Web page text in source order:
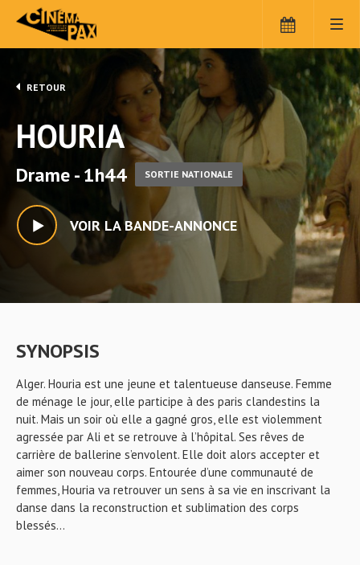
RETOUR
HOURIA
Drame - 1h44 SORTIE NATIONALE
VOIR LA BANDE-ANNONCE
SYNOPSIS
Alger. Houria est une jeune et talentueuse danseuse. Femme
de ménage le jour, elle participe à des paris clandestins la
nuit. Mais un soir où elle a gagné gros, elle est violemment
agressée par Ali et se retrouve à l’hôpital. Ses rêves de
carrière de ballerine s’envolent. Elle doit alors accepter et
aimer son nouveau corps. Entourée d’une communauté de
femmes, Houria va retrouver un sens à sa vie en inscrivant la
danse dans la reconstruction et sublimation des corps
blessés…